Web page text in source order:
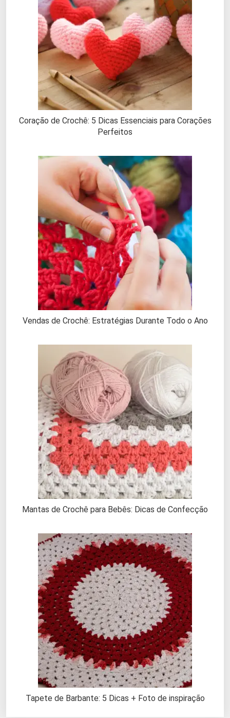
Coração de Crochê: 5 Dicas Essenciais para Corações
Perfeitos
Vendas de Crochê: Estratégias Durante Todo o Ano
Mantas de Crochê para Bebês: Dicas de Confecção
Tapete de Barbante: 5 Dicas + Foto de inspiração